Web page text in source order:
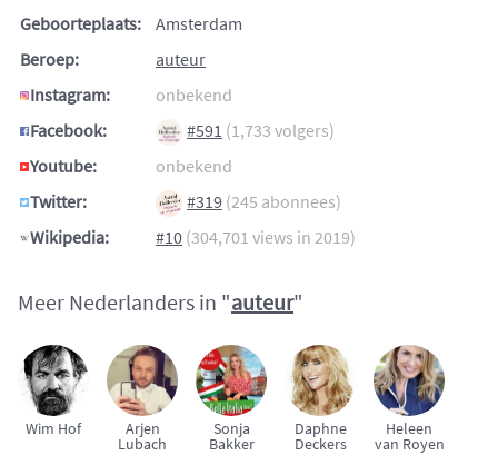
Geboorteplaats:
Amsterdam
Beroep:
auteur
Instagram:
onbekend
Facebook:
#591 (1,733 volgers)
Youtube:
onbekend
Twitter:
#319 (245 abonnees)
Wikipedia:
#10 (304,701 views in 2019)
Meer Nederlanders in "auteur"
Wim Hof Arjen
Lubach
Sonja
Bakker
Daphne
Deckers
Heleen
van Royen